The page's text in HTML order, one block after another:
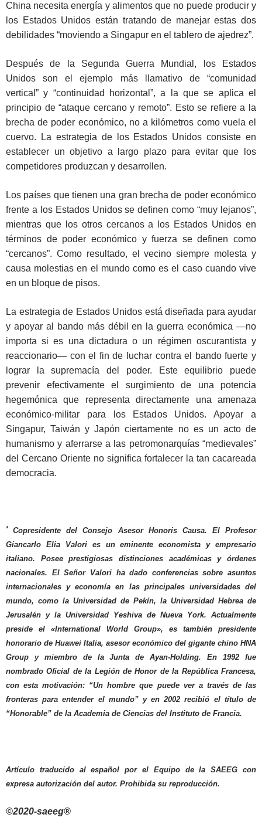
China necesita energía y alimentos que no puede producir y
los Estados Unidos están tratando de manejar estas dos
debilidades “moviendo a Singapur en el tablero de ajedrez”.
Después de la Segunda Guerra Mundial, los Estados
Unidos son el ejemplo más llamativo de “comunidad
vertical” y “continuidad horizontal”, a la que se aplica el
principio de “ataque cercano y remoto”. Esto se refiere a la
brecha de poder económico, no a kilómetros como vuela el
cuervo. La estrategia de los Estados Unidos consiste en
establecer un objetivo a largo plazo para evitar que los
competidores produzcan y desarrollen.
Los países que tienen una gran brecha de poder económico
frente a los Estados Unidos se definen como “muy lejanos”,
mientras que los otros cercanos a los Estados Unidos en
términos de poder económico y fuerza se definen como
“cercanos”. Como resultado, el vecino siempre molesta y
causa molestias en el mundo como es el caso cuando vive
en un bloque de pisos.
La estrategia de Estados Unidos está diseñada para ayudar
y apoyar al bando más débil en la guerra económica —no
importa si es una dictadura o un régimen oscurantista y
reaccionario— con el fin de luchar contra el bando fuerte y
lograr la supremacía del poder. Este equilibrio puede
prevenir efectivamente el surgimiento de una potencia
hegemónica que representa directamente una amenaza
económico-militar para los Estados Unidos. Apoyar a
Singapur, Taiwán y Japón ciertamente no es un acto de
humanismo y aferrarse a las petromonarquías “medievales”
del Cercano Oriente no significa fortalecer la tan cacareada
democracia.
* Copresidente del Consejo Asesor Honoris Causa. El Profesor
Giancarlo Elia Valori es un eminente economista y empresario
italiano. Posee prestigiosas distinciones académicas y órdenes
nacionales. El Señor Valori ha dado conferencias sobre asuntos
internacionales y economía en las principales universidades del
mundo, como la Universidad de Pekín, la Universidad Hebrea de
Jerusalén y la Universidad Yeshiva de Nueva York. Actualmente
preside el «International World Group», es también presidente
honorario de Huawei Italia, asesor económico del gigante chino HNA
Group y miembro de la Junta de Ayan-Holding. En 1992 fue
nombrado Oficial de la Legión de Honor de la República Francesa,
con esta motivación: “Un hombre que puede ver a través de las
fronteras para entender el mundo” y en 2002 recibió el título de
“Honorable” de la Academia de Ciencias del Instituto de Francia.
Artículo traducido al español por el Equipo de la SAEEG con
expresa autorización del autor. Prohibida su reproducción.
©2020-saeeg®